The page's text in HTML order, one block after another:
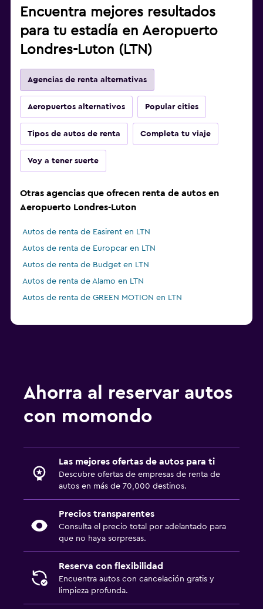
Encuentra mejores resultados
para tu estadía en Aeropuerto
Londres-Luton (LTN)
Agencias de renta alternativas
Aeropuertos alternativos Popular cities
Tipos de autos de renta Completa tu viaje
Voy a tener suerte
Otras agencias que ofrecen renta de autos en
Aeropuerto Londres-Luton
Autos de renta de Easirent en LTN
Autos de renta de Europcar en LTN
Autos de renta de Budget en LTN
Autos de renta de Alamo en LTN
Autos de renta de GREEN MOTION en LTN
Ahorra al reservar autos
con momondo
Las mejores ofertas de autos para ti
Descubre ofertas de empresas de renta de
autos en más de 70,000 destinos.
Precios transparentes
Consulta el precio total por adelantado para
que no haya sorpresas.
Reserva con flexibilidad
Encuentra autos con cancelación gratis y
limpieza profunda.